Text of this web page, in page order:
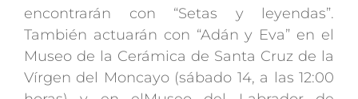
encontrarán con “Setas y leyendas”.
También actuarán con “Adán y Eva” en el
Museo de la Cerámica de Santa Cruz de la
Vírgen del Moncayo (sábado 14, a las 12:00